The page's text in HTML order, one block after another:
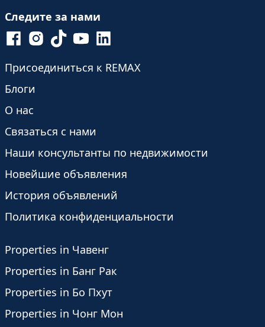
Следите за нами
Присоединиться к REMAX
Блоги
О нас
Связаться с нами
Наши консультанты по недвижимости
Новейшие объявления
История объявлений
Политика конфиденциальности
Properties in Чавенг
Properties in Банг Рак
Properties in Бо Пхут
Properties in Чонг Мон